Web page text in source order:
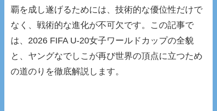
覇を成し遂げるためには、技術的な優位性だけで
なく、戦術的な進化が不可欠です。この記事で
は、2026 FIFA U-20女子ワールドカップの全貌
と、ヤングなでしこが再び世界の頂点に立つため
の道のりを徹底解説します。